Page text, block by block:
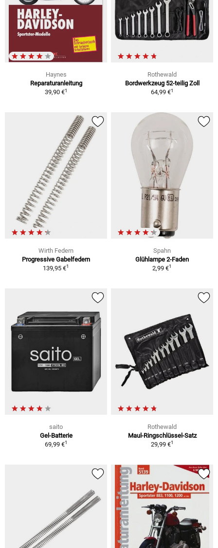
Haynes
Reparaturanleitung
39,90 €1
Rothewald
Bordwerkzeug 52-teilig Zoll
64,99 €1
Wirth Federn
Progressive Gabelfedern
139,95 €1
Spahn
Glühlampe 2-Faden
2,99 €1
saito
Gel-Batterie
69,99 €1
Rothewald
Maul-Ringschlüssel-Satz
29,99 €1